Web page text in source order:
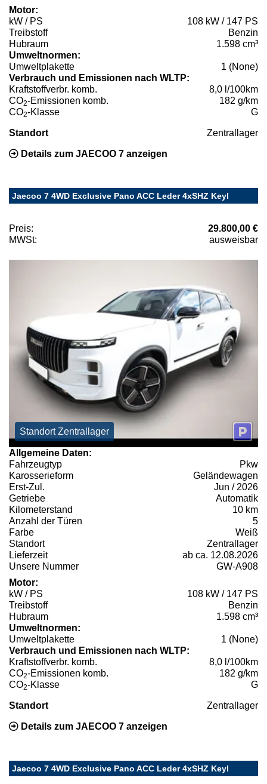
Motor:
kW / PS
108 kW / 147 PS
Treibstoff
Benzin
Hubraum
1.598 cm³
Umweltnormen:
Umweltplakette
1 (None)
Verbrauch und Emissionen nach WLTP:
Kraftstoffverbr. komb.
8,0 l/100km
CO2-Emissionen komb.
182 g/km
CO2-Klasse G
Standort Zentrallager
Details zum JAECOO 7 anzeigen
Jaecoo 7 4WD Exclusive Pano ACC Leder 4xSHZ Keyl
Preis:
29.800,00 €
MWSt:
ausweisbar
Standort Zentrallager
Allgemeine Daten:
Fahrzeugtyp
Pkw
Karosserieform
Geländewagen
Erst-Zul.
Jun / 2026
Getriebe
Automatik
Kilometerstand
10 km
Anzahl der Türen
5
Farbe
Weiß
Standort
Zentrallager
Lieferzeit
ab ca. 12.08.2026
Unsere Nummer
GW-A908
Motor:
kW / PS
108 kW / 147 PS
Treibstoff
Benzin
Hubraum
1.598 cm³
Umweltnormen:
Umweltplakette
1 (None)
Verbrauch und Emissionen nach WLTP:
Kraftstoffverbr. komb.
8,0 l/100km
CO2-Emissionen komb.
182 g/km
CO2-Klasse G
Standort Zentrallager
Details zum JAECOO 7 anzeigen
Jaecoo 7 4WD Exclusive Pano ACC Leder 4xSHZ Keyl